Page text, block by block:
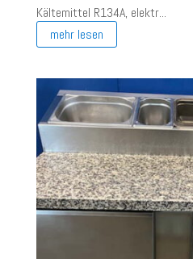
Kältemittel R134A, elektr...
mehr lesen